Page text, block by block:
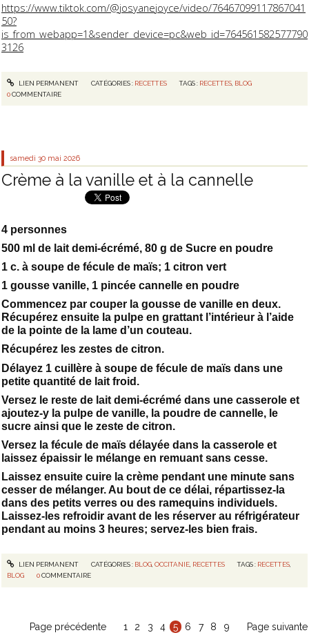
https://www.tiktok.com/@josyanejoyce/video/76467099117867041
50?
is_from_webapp=1&sender_device=pc&web_id=764561582577790
3126
LIEN PERMANENT CATÉGORIES : RECETTES TAGS : RECETTES BLOG
0COMMENTAIRE
samedi 30 mai 2026
Crème à la vanille et à la cannelle
4 personnes
500 ml de lait demi-écrémé, 80 g de Sucre en poudre
1 c. à soupe de fécule de maïs; 1 citron vert
1 gousse vanille, 1 pincée cannelle en poudre
Commencez par couper la gousse de vanille en deux.
Récupérez ensuite la pulpe en grattant l’intérieur à l’aide
de la pointe de la lame d’un couteau.
Récupérez les zestes de citron.
Délayez 1 cuillère à soupe de fécule de maïs dans une
petite quantité de lait froid.
Versez le reste de lait demi-écrémé dans une casserole et
ajoutez-y la pulpe de vanille, la poudre de cannelle, le
sucre ainsi que le zeste de citron.
Versez la fécule de maïs délayée dans la casserole et
laissez épaissir le mélange en remuant sans cesse.
Laissez ensuite cuire la crème pendant une minute sans
cesser de mélanger. Au bout de ce délai, répartissez-la
dans des petits verres ou des ramequins individuels.
Laissez-les refroidir avant de les réserver au réfrigérateur
pendant au moins 3 heures; servez-les bien frais.
LIEN PERMANENT CATÉGORIES : BLOG, OCCITANIE, RECETTES TAGS : RECETTES,
BLOG
0 COMMENTAIRE
Page précédente 1 2 3 4 5 6 7 8 9 Page suivante